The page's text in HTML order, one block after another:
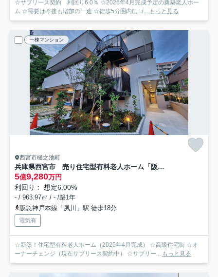
☆サブリース契約 利回り6.0％ ☆2026年4月完成予定の新築老人ホー
ム ☆需要は今後も増加の一途 ☆徒歩5分圏内にコ...
もっと見る
一棟マンション
西宮市樋之池町
兵庫県西宮市 売り住宅型有料老人ホーム「阪急苦楽園口徒歩12分」
5億9,280万円
利回り： 想定6.00%
- / 963.97㎡ / - /築1年
阪急神戸本線「夙川」駅 徒歩18分
電気有
☆新築！住宅型有料老人ホーム（2025年4月完成） ☆高級住宅街 ☆オ
ーナーチェンジ（現在サブリース契約中） ☆サブリー...
もっと見る